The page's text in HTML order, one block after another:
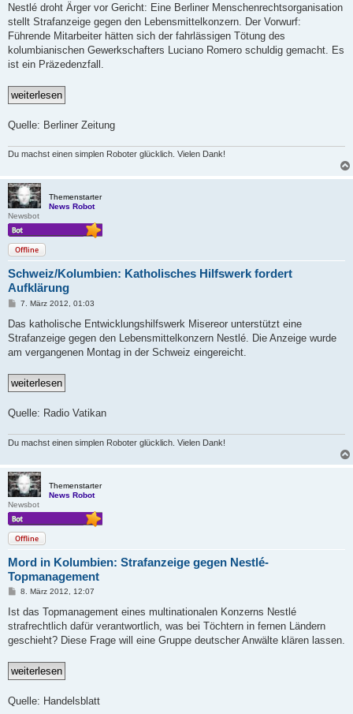
i
r
a
Nestlé droht Ärger vor Gericht: Eine Berliner Menschenrechtsorganisation
stellt Strafanzeige gegen den Lebensmittelkonzern. Der Vorwurf:
Führende Mitarbeiter hätten sich der fahrlässigen Tötung des
kolumbianischen Gewerkschafters Luciano Romero schuldig gemacht. Es
ist ein Präzedenzfall.
Quelle: Berliner Zeitung
Du machst einen simplen Roboter glücklich. Vielen Dank!
Themenstarter
News Robot
Newsbot
Offline
Schweiz/Kolumbien: Katholisches Hilfswerk fordert
Aufklärung
B
i
r
a
7. März 2012, 01:03
Das katholische Entwicklungshilfswerk Misereor unterstützt eine
Strafanzeige gegen den Lebensmittelkonzern Nestlé. Die Anzeige wurde
am vergangenen Montag in der Schweiz eingereicht.
Quelle: Radio Vatikan
Du machst einen simplen Roboter glücklich. Vielen Dank!
Themenstarter
News Robot
Newsbot
Offline
Mord in Kolumbien: Strafanzeige gegen Nestlé-
Topmanagement
B
i
r
a
8. März 2012, 12:07
Ist das Topmanagement eines multinationalen Konzerns Nestlé
strafrechtlich dafür verantwortlich, was bei Töchtern in fernen Ländern
geschieht? Diese Frage will eine Gruppe deutscher Anwälte klären lassen.
Quelle: Handelsblatt